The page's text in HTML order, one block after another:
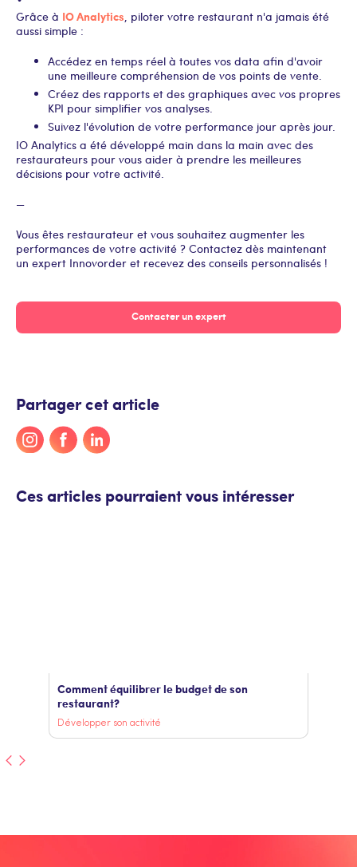
Grâce à IO Analytics , piloter votre restaurant n'a jamais été
aussi simple :
Accédez en temps réel à toutes vos data afin d'avoir
une meilleure compréhension de vos points de vente.
Créez des rapports et des graphiques avec vos propres
KPI pour simplifier vos analyses.
Suivez l'évolution de votre performance jour après jour.
IO Analytics a été développé main dans la main avec des
restaurateurs pour vous aider à prendre les meilleures
décisions pour votre activité.
—
Vous êtes restaurateur et vous souhaitez augmenter les
performances de votre activité ? Contactez dès maintenant
un expert Innovorder et recevez des conseils personnalisés !
Contacter un expert
Partager cet article
Ces articles pourraient vous intéresser
Comment équilibrer le budget de son
restaurant ?
Développer son activité